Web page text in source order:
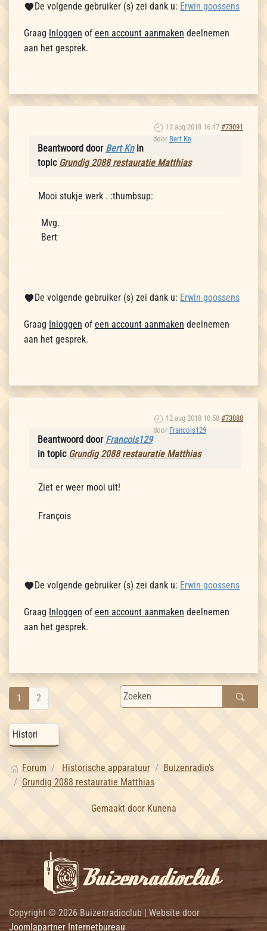
De volgende gebruiker (s) zei dank u: Erwin goossens
Graag Inloggen of een account aanmaken deelnemen
aan het gesprek.
12 aug 2018 16:47 #73091
door Bert Kn
Beantwoord door Bert Knin
topic Grundig 2088 restauratie Matthias
Mooi stukje werk . :thumbsup:
Mvg.
Bert
De volgende gebruiker (s) zei dank u: Erwin goossens
Graag Inloggen of een account aanmaken deelnemen
aan het gesprek.
12 aug 2018 10:58 #73088
door Francois129
Beantwoord door Francois129
in topic Grundig 2088 restauratie Matthias
Ziet er weer mooi uit!
François
De volgende gebruiker (s) zei dank u: Erwin goossens
Graag Inloggen of een account aanmaken deelnemen
aan het gesprek.
1 2
Forum Historische apparatuur
Buizenradio's
Grundig 2088 restauratie Matthias
Gemaakt door Kunena
Copyright © 2026 Buizenradioclub | Website door
Joomlapartner Internetbureau